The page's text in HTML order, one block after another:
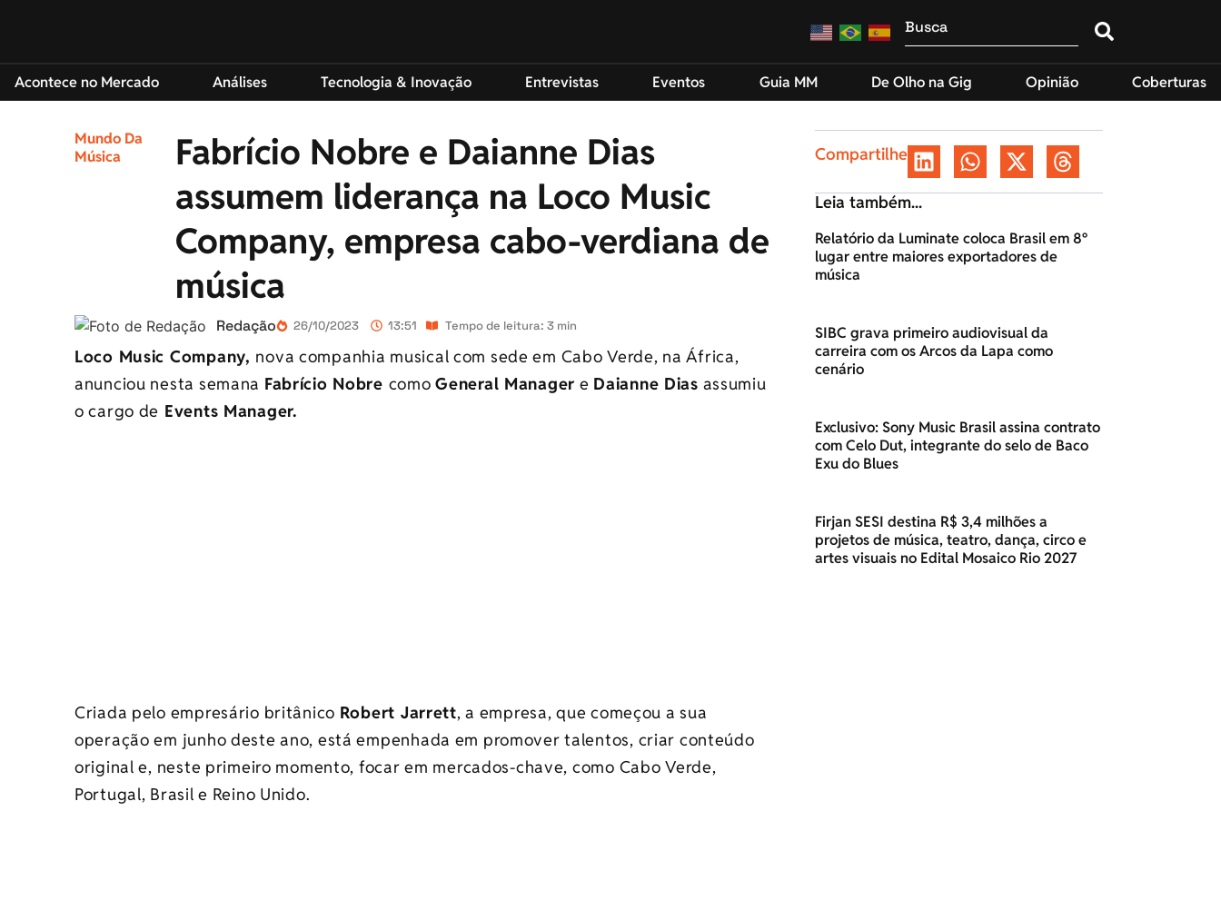
Acontece no Mercado Análises Tecnologia & Inovação Entrevistas Eventos Guia MM De Olho na Gig Opinião Coberturas
Mundo Da
Música
Fabrício Nobre e Daianne Dias
assumem liderança na Loco Music
Company, empresa cabo-verdiana de
música
Redação 26/10/2023 13:51 Tempo de leitura: 3 min
Loco Music Company, nova companhia musical com sede em Cabo Verde, na África,
anunciou nesta semana Fabrício Nobre comoGeneral Manager e Daianne Dias assumiu
o cargo de Events Manager.
Criada pelo empresário britânico Robert Jarrett, a empresa, que começou a sua
operação em junho deste ano, está empenhada em promover talentos, criar conteúdo
original e, neste primeiro momento, focar em mercados-chave, como Cabo Verde,
Portugal, Brasil e Reino Unido.
Compartilhe
Leia também...
Relatório da Luminate coloca Brasil em 8º
lugar entre maiores exportadores de
música
SIBC grava primeiro audiovisual da
carreira com os Arcos da Lapa como
cenário
Exclusivo: Sony Music Brasil assina contrato
com Celo Dut, integrante do selo de Baco
Exu do Blues
Firjan SESI destina R$ 3,4 milhões a
projetos de música, teatro, dança, circo e
artes visuais no Edital Mosaico Rio 2027